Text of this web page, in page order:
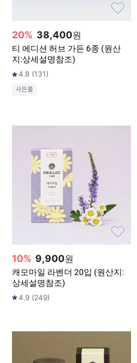
20% 38,400원
티 에디션 허브 가든 6종 (원산
지:상세설명참조)
4.8 (131)
사은품
10% 9,900원
캐모마일 라벤더 20입 (원산지:
상세설명참조)
4.9 (249)